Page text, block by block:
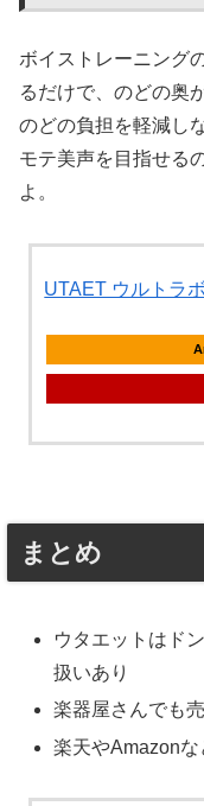
ボイストレーニング
るだけで、のどの奥
のどの負担を軽減し
モテ美声を目指せる
よ。
UTAET ウルトラ
まとめ
ウタエットはド
扱いあり
楽器屋さんでも
楽天やAmazon